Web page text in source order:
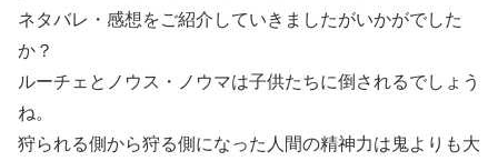
ネタバレ・感想をご紹介していきましたがいかがでした
か？
ルーチェとノウス・ノウマは子供たちに倒されるでしょう
ね。
狩られる側から狩る側になった人間の精神力は鬼よりも大